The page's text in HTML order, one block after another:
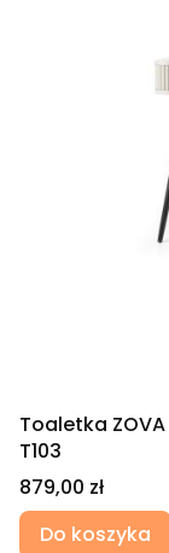
Toaletka
T103
Cena
879,00 zł
Do koszyka